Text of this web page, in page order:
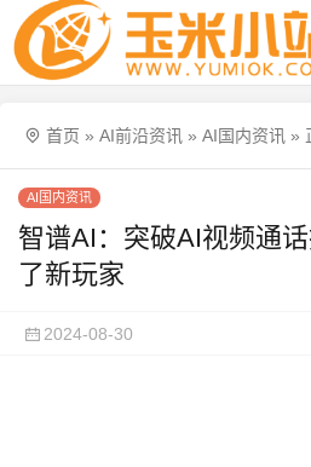
首页 » AI前沿资讯 » AI国内资讯 »
AI国内资讯
智谱AI：突破AI视频通
了新玩家
2024-08-30